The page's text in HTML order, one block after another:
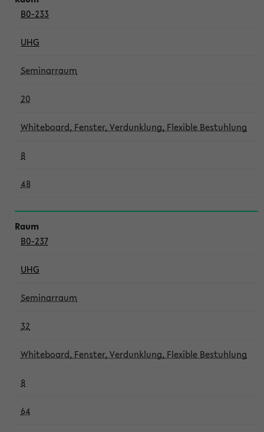
B0-233
UHG
Seminarraum
20
Whiteboard, Fenster, Verdunklung, Flexible Bestuhlung
8
48
B0-237
UHG
Seminarraum
32
Whiteboard, Fenster, Verdunklung, Flexible Bestuhlung
8
64